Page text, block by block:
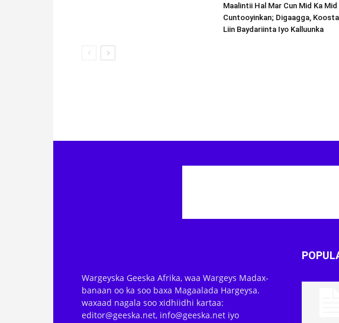
Maalintii Hal Mar Cun Mid Ka Mid
Cuntooyinkan; Digaagga,
Liin Baydariinta Iyo Kalluunka
Wargeyska Geeska Afrika, waa Wargeys Madax-
banaan oo ka soo baxa Magaalada Hargeysa.
waxaad nagala soo xidhiidhi kartaa:
editor@geeska.net, info@geeska.net iyo